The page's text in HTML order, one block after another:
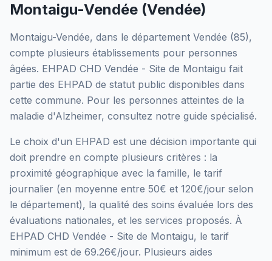
Montaigu-Vendée (Vendée)
Montaigu-Vendée, dans le département Vendée (85),
compte plusieurs établissements pour personnes
âgées. EHPAD CHD Vendée - Site de Montaigu fait
partie des EHPAD de statut public disponibles dans
cette commune. Pour les personnes atteintes de la
maladie d'Alzheimer, consultez notre guide spécialisé.
Le choix d'un EHPAD est une décision importante qui
doit prendre en compte plusieurs critères : la
proximité géographique avec la famille, le tarif
journalier (en moyenne entre 50€ et 120€/jour selon
le département), la qualité des soins évaluée lors des
évaluations nationales, et les services proposés. À
EHPAD CHD Vendée - Site de Montaigu, le tarif
minimum est de 69.26€/jour. Plusieurs aides